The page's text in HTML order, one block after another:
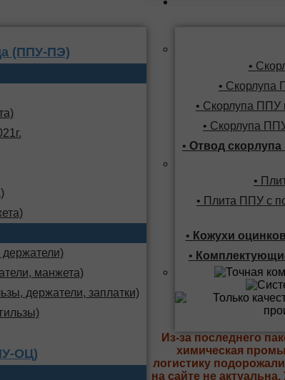
(ППУ-ПЭ)
держатели)
манжета)
держатели, заплатки)
ОЦ)
•
• Скорлупа
• Скорлупа ППУ
• Скорлупа
• Отвод
•
• Плита ППУ с
• Кожухи
•
Из-за последнего
химическая
логистику
на сайте не